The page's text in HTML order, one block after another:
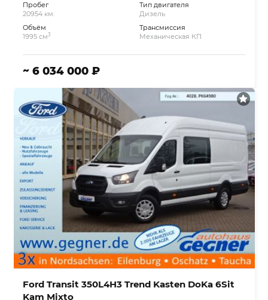
Пробег
20954 км.
Объём
1995 см3
Тип двигателя
Дизель
Трансмиссия
Механическая КП
~ 6 034 000 ₽
Ford Transit 350L4H3 Trend Kasten DoKa 6Sit
Kam Mixto